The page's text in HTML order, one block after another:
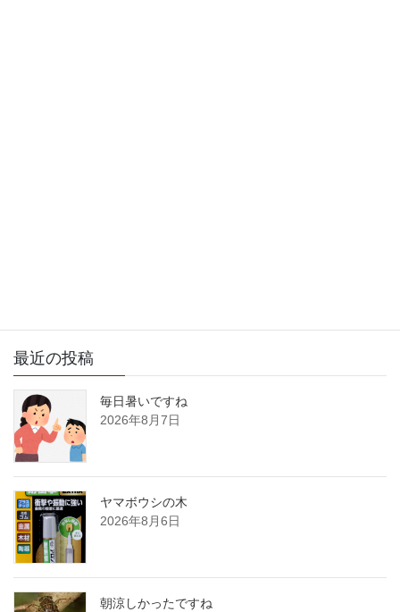
最近の投稿
毎日暑いですね
2026年8月7日
ヤマボウシの木
2026年8月6日
朝涼しかったですね